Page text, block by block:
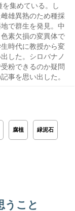
集めている。し
雄異熟のため種採
で群生を発見。中
素欠損の変異体で
時代に教授から変
した。シロバナノ
粉できるのか疑問
事を思い出した。
腐植 緑泥石
うこと